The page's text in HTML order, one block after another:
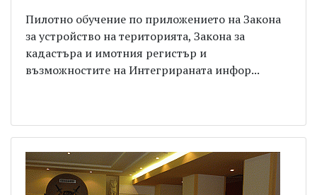
Пилотно обучение по приложението на Закона
за устройство на територията, Закона за
кадастъра и имотния регистър и
възможностите на Интегрираната инфор...